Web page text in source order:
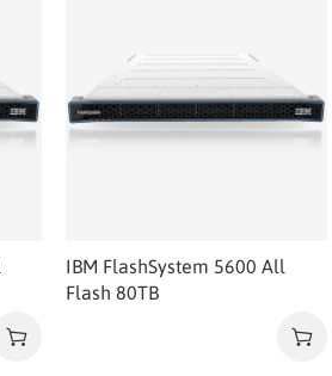
IBM FlashSystem 5600 All
Flash 80TB